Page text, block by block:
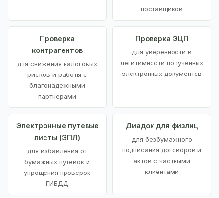
поставщиков
Проверка
контрагентов
для снижения налоговых
рисков и работы с
благонадежными
партнерами
Проверка ЭЦП
для уверенности в
легитимности полученных
электронных документов
Электронные путевые
листы (ЭПЛ)
для избавления от
бумажных путевок и
упрощения проверок
ГИБДД
Диадок для физлиц
для безбумажного
подписания договоров и
актов с частными
клиентами